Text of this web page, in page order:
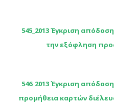
545_2013 Έγκριση
την εξόφληση
546_2013 Έγκριση
προμήθεια καρτών